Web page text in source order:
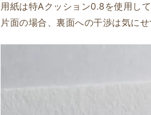
用紙は特Aクッション0.8を使用し
片面の場合、裏面への干渉は気に